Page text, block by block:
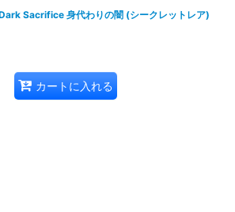
Sacrifice 身代わりの闇 (シークレットレア)
カートに入れる